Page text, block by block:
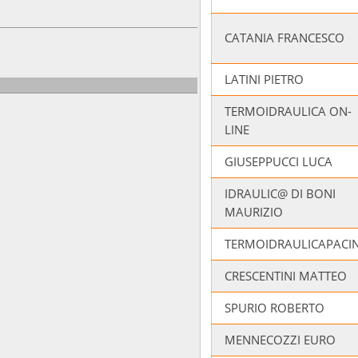
CATANIA FRANCESCO
LATINI PIETRO
TERMOIDRAULICA ON-
LINE
GIUSEPPUCCI LUCA
IDRAULIC@ DI BONI
MAURIZIO
CRESCENTINI MATTEO
SPURIO ROBERTO
MENNECOZZI EURO